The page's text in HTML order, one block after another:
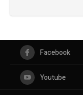
Facebook
Youtube